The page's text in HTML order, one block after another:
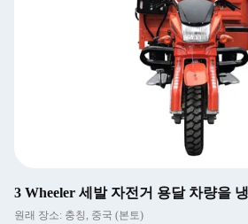
3 Wheeler 세발 자전거 용달 차량을
원래 장소: 충칭, 중국 (본토)